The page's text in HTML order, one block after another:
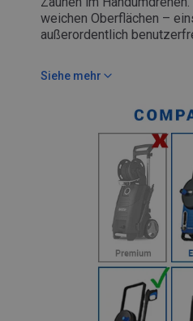
weichen Oberflächen –
außerordentlich
Anpassbarer Druck für
Ideal für verschiedene
Siehe mehr